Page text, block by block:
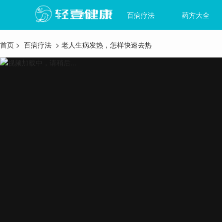
首页 百病疗法 药方大全
首页 > 百病疗法 > 老人生病发热，怎样快速去热